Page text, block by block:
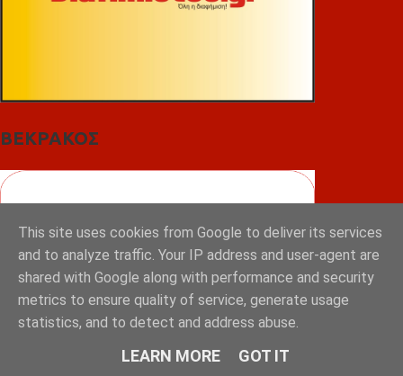
ΒΕΚΡΑΚΟΣ
This site uses cookies from Google to deliver its services
and to analyze traffic. Your IP address and user-agent are
shared with Google along with performance and security
metrics to ensure quality of service, generate usage
statistics, and to detect and address abuse.
LEARN MORE GOT IT